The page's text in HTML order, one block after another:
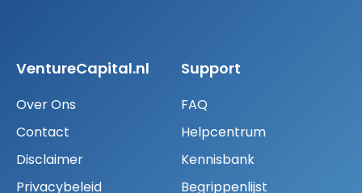
VentureCapital.nl
Over Ons
Contact
Disclaimer
Privacybeleid
Support
FAQ
Helpcentrum
Kennisbank
Begrippenlijst